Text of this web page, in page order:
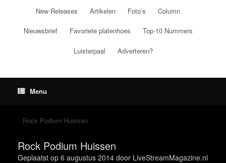
New Releases Artikelen Foto’s Column
Nieuwsbrief Favoriete platenhoes Top-10 Nummers
Luisterpaal Adverteren?
Menu
Rock Podium Huissen
Rock Podium Huissen
Geplaatst op 6 augustus 2014 door LiveStreamMagazine.nl